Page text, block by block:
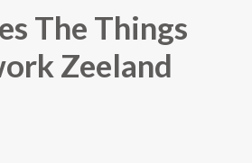
The Things
Zeeland